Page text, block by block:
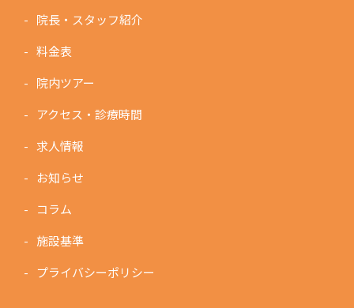
院長・スタッフ紹介
料金表
院内ツアー
アクセス・診療時間
求人情報
お知らせ
コラム
施設基準
プライバシーポリシー